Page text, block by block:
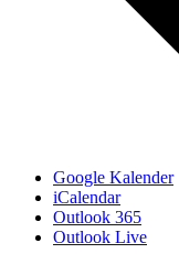
Google Kalender
iCalendar
Outlook 365
Outlook Live